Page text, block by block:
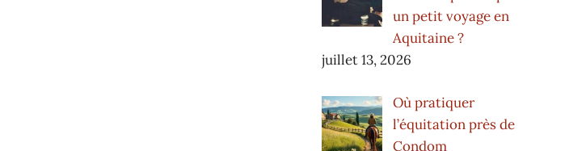
un petit voyage en
Aquitaine ?
juillet 13, 2026
Où pratiquer
l’équitation près de
Condom